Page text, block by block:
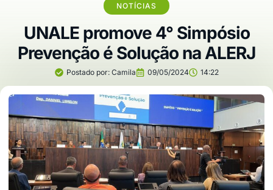
NOTÍCIAS
UNALE promove 4° Simpósio
Prevenção é Solução na ALERJ
Postado por:Camila 09/05/2024 14:22